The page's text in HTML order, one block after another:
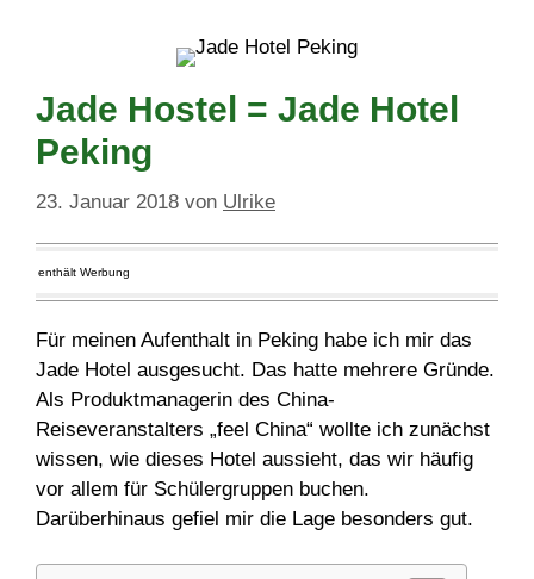
Jade Hostel = Jade Hotel
Peking
23. Januar 2018 von Ulrike
enthält Werbung
Für meinen Aufenthalt in Peking habe ich mir das
Jade Hotel ausgesucht. Das hatte mehrere Gründe.
Als Produktmanagerin des China-
Reiseveranstalters „feel China“ wollte ich zunächst
wissen, wie dieses Hotel aussieht, das wir häufig
vor allem für Schülergruppen buchen.
Darüberhinaus gefiel mir die Lage besonders gut.